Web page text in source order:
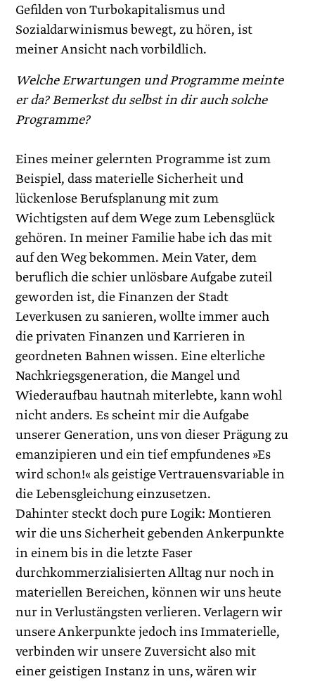
Gefilden von Turbokapitalismus und
Sozialdarwinismus bewegt, zu hören, ist
meiner Ansicht nach vorbildlich.
Welche Erwartungen und Programme meinte
er da? Bemerkst du selbst in dir auch solche
Programme?
Eines meiner gelernten Programme ist zum
Beispiel, dass materielle Sicherheit und
lückenlose Berufsplanung mit zum
Wichtigsten auf dem Wege zum Lebensglück
gehören. In meiner Familie habe ich das mit
auf den Weg bekommen. Mein Vater, dem
beruflich die schier unlösbare Aufgabe zuteil
geworden ist, die Finanzen der Stadt
Leverkusen zu sanieren, wollte immer auch
die privaten Finanzen und Karrieren in
geordneten Bahnen wissen. Eine elterliche
Nachkriegsgeneration, die Mangel und
Wiederaufbau hautnah miterlebte, kann wohl
nicht anders. Es scheint mir die Aufgabe
unserer Generation, uns von dieser Prägung zu
emanzipieren und ein tief empfundenes »Es
wird schon!« als geistige Vertrauensvariable in
die Lebensgleichung einzusetzen.
Dahinter steckt doch pure Logik: Montieren
wir die uns Sicherheit gebenden Ankerpunkte
in einem bis in die letzte Faser
durchkommerzialisierten Alltag nur noch in
materiellen Bereichen, können wir uns heute
nur in Verlustängsten verlieren. Verlagern wir
unsere Ankerpunkte jedoch ins Immaterielle,
verbinden wir unsere Zuversicht also mit
einer geistigen Instanz in uns, wären wir